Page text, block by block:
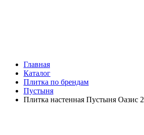
Главная
Каталог
Плитка по брендам
Пустыня
Плитка настенная Пустыня Оазис 2